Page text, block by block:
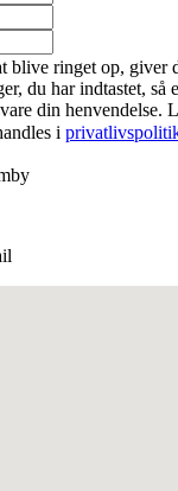
blive ringet op, giver
du har indtastet, så
din henvendelse.
i